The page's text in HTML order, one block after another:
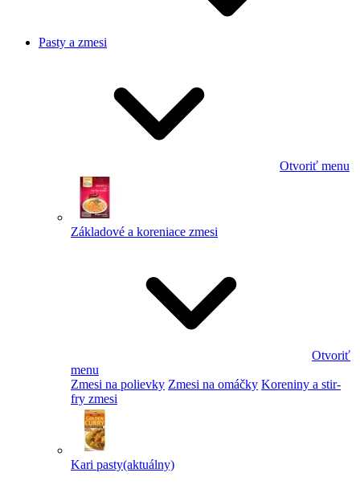
Pasty a zmesi
Otvoriť menu
Základové a koreniace zmesi
Otvoriť
menu
Zmesi na polievky Zmesi na omáčky Koreniny a stir-
fry zmesi
Kari pasty(aktuálny)